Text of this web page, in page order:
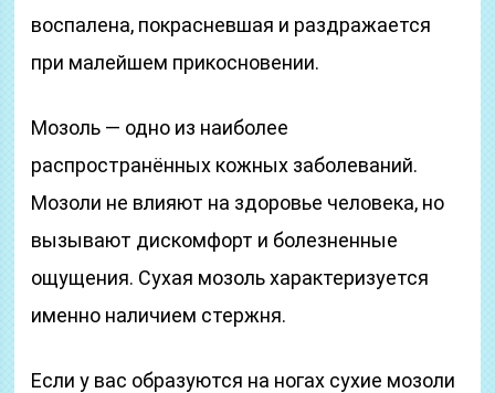
воспалена, покрасневшая и раздражается
при малейшем прикосновении.
Мозоль — одно из наиболее
распространённых кожных заболеваний.
Мозоли не влияют на здоровье человека, но
вызывают дискомфорт и болезненные
ощущения. Сухая мозоль характеризуется
именно наличием стержня.
Если у вас образуются на ногах сухие мозоли